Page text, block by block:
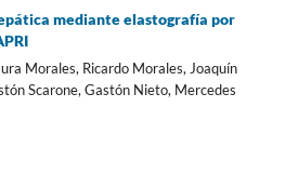
mediante elastografía por
Morales, Ricardo Morales, Joaquín
Scarone, Gastón Nieto, Mercedes